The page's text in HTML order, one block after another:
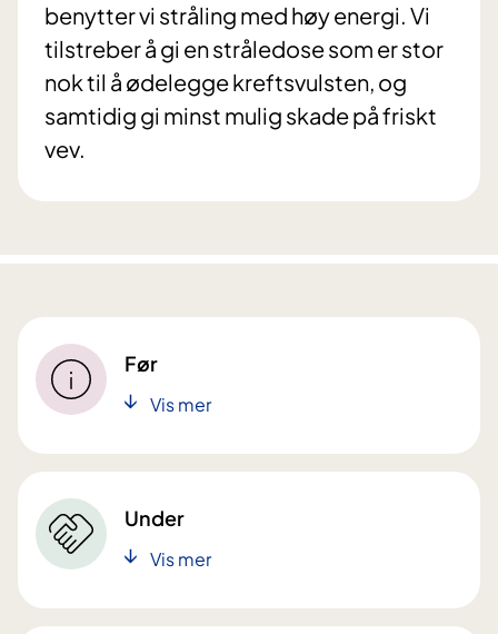
benytter vi stråling med høy energi. Vi
tilstreber å gi en stråledose som er stor
nok til å ødelegge kreftsvulsten, og
samtidig gi minst mulig skade på friskt
vev.
Før
Vis mer
Under
Vis mer